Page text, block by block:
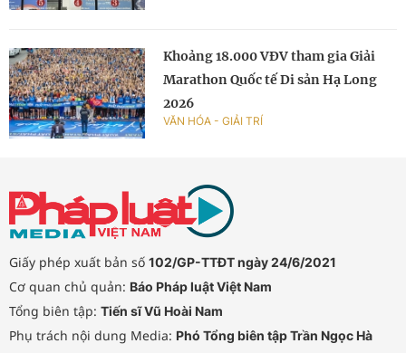
Khoảng 18.000 VĐV tham gia Giải
Marathon Quốc tế Di sản Hạ Long
2026
VĂN HÓA - GIẢI TRÍ
Giấy phép xuất bản số 102/GP-TTĐT ngày 24/6/2021
Cơ quan chủ quản: Báo Pháp luật Việt Nam
Tổng biên tập: Tiến sĩ Vũ Hoài Nam
Phụ trách nội dung Media: Phó Tổng biên tập Trần Ngọc Hà